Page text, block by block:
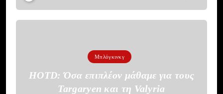
Μπλόγκινκγ
HOTD: Όσα επιπλέον μάθαμε για τους
Targaryen και τη Valyria